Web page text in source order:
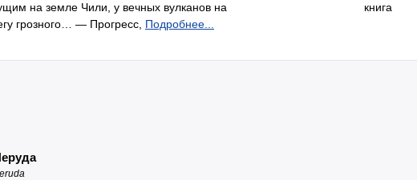
на земле Чили, у вечных вулканов на
грозного… — Прогресс, Подробнее...
книга